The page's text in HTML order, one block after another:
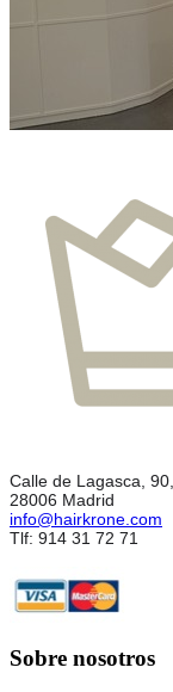
Calle de Lagasca, 90,
28006 Madrid
info@hairkrone.com
Tlf: 914 31 72 71
Sobre nosotros